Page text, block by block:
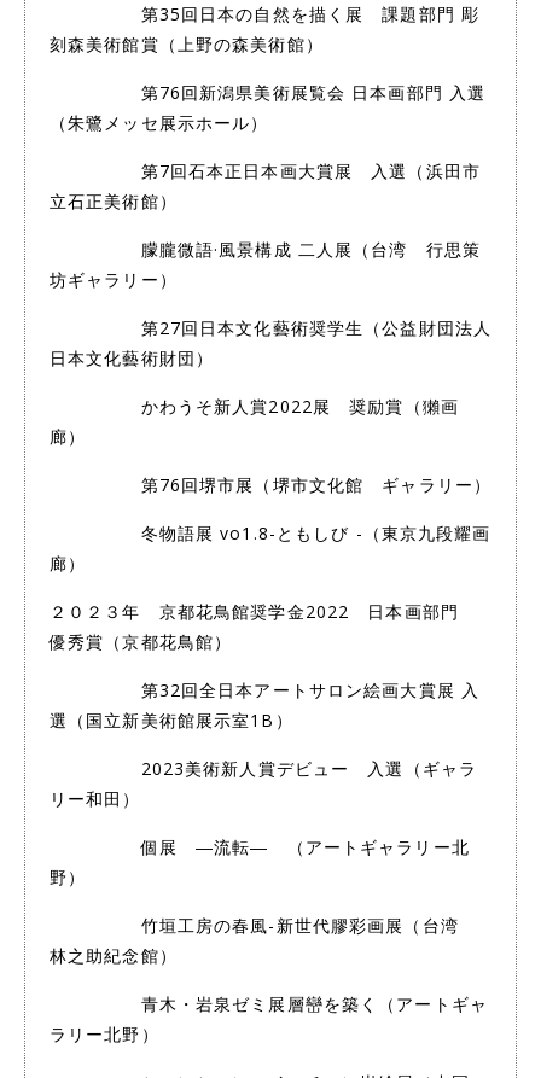
第35回日本の自然を描く展 課題部門 彫
刻森美術館賞（上野の森美術館）
第76回新潟県美術展覧会 日本画部門 入選
（朱鷺メッセ展示ホール）
第7回石本正日本画大賞展 入選（浜田市
立石正美術館）
朦朧微語·風景構成 二人展（台湾 行思策
坊ギャラリー）
第27回日本文化藝術奨学生（公益財団法人
日本文化藝術財団）
かわうそ新人賞2022展 奨励賞（獺画
廊）
第76回堺市展（堺市文化館 ギャラリー）
冬物語展 vo1.8-ともしび -（東京九段耀画
廊）
２０２３年 京都花鳥館奨学金2022 日本画部門
優秀賞（京都花鳥館）
第32回全日本アートサロン絵画大賞展 入
選（国立新美術館展示室1B）
2023美術新人賞デビュー 入選（ギャラ
リー和田）
個展 ―流転― （アートギャラリー北
野）
竹垣工房の春風-新世代膠彩画展（台湾
林之助紀念館）
青木・岩泉ゼミ展層巒を築く（アートギャ
ラリー北野）